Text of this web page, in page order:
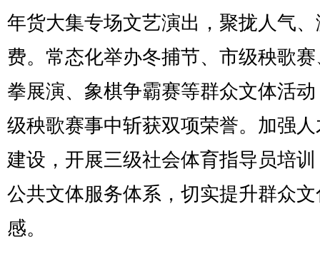
年货大集专场文艺演出，聚拢人气
费。常态化举办冬捕节、市级秧歌
拳展演、象棋争霸赛等群众文体活
级秧歌赛事中斩获双项荣誉。加强
建设，开展三级社会体育指导员培
公共文体服务体系，切实提升群众
感。